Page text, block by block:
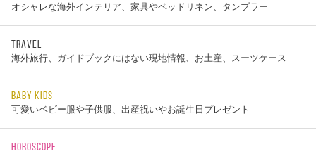
オシャレな海外インテリア、家具やベッドリネン、タンブラー
TRAVEL
海外旅行、ガイドブックにはない現地情報、お土産、スーツケース
BABY KIDS
可愛いベビー服や子供服、出産祝いやお誕生日プレゼント
HOROSCOPE